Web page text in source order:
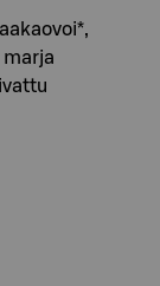
marja